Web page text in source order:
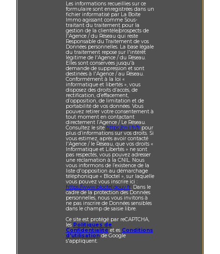
Les informations recueillies sur ce
formulaire sont enregistrées dans un
fichier informatisé par La Boite
Immo agissant comme Sous-
traitant du traitement pour la
gestion de la clientèle/prospects de
l'Agence / du Réseau qui reste
Responsable du Traitement de vos
Données personnelles. La base légale
du traitement repose sur l'intérêt
légitime de l'Agence / du Réseau.
Elles sont conservées jusqu'à
demande de suppression et sont
destinées à l'Agence / au Réseau.
Conformément à la loi «
informatique et libertés », vous
disposez des droits d’accès, de
rectification, d’effacement,
d’opposition, de limitation et de
portabilité de vos données. Vous
pouvez retirer votre consentement à
tout moment en contactant
directement l’Agence / Le Réseau.
Consultez le site https://cnil.fr/frpour
plus d’informations sur vos droits. Si
vous estimez, après avoir contacté
l'Agence / le Réseau, que vos droits «
Informatique et Libertés » ne sont
pas respectés, vous pouvez adresser
une réclamation à la CNIL. Nous
vous informons de l’existence de la
liste d'opposition au démarchage
téléphonique « Bloctel », sur laquelle
vous pouvez vous inscrire ici :
https://www.bloctel.gouv.fr. Dans le
cadre de la protection des Données
personnelles, nous vous invitons à
ne pas inscrire de Données sensibles
dans le champ de saisie libre.
Ce site est protégé par reCAPTCHA,
les Politiques de
Confidentialité et es Conditions
d'utilisationde Google
s'appliquent.